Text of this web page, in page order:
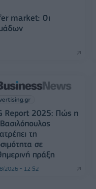
market: Οι
Report 2025: Πώς η
τη
σε
πράξη
2026 - 12:52